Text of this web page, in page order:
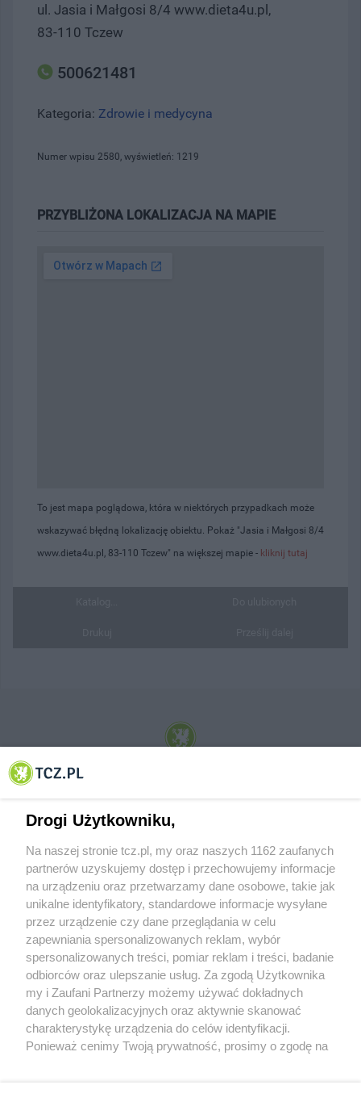
ul. Jasia i Małgosi 8/4 www.dieta4u.pl,
83-110 Tczew
500621481
Kategoria: Zdrowie i medycyna
Numer wpisu 2580, wyświetleń: 1219
PRZYBLIŻONA LOKALIZACJA NA MAPIE
To jest mapa poglądowa, która w niektórych przypadkach może
wskazywać błędną lokalizację obiektu. Pokaż "Jasia i Małgosi 8/4
www.dieta4u.pl, 83-110 Tczew" na większej mapie - kliknij tutaj
© 2001-2026 Tczew - TCZ.PL Sp. z o.o. Internetowy Serwis Informacyjny Miasta
O FIRMIE POLITYKA PRYWATNOŚCI HOSTING
REKLAMA WSPÓŁPRACA RSS FACEBOOK KONTAKT
Nasze serwisy
Aktualności
Tcz24
Muzyka i kultura
Archiwum wydarzeń
Drogi Użytkowniku,
Na naszej stronie tcz.pl, my oraz naszych 1162 zaufanych
partnerów uzyskujemy dostęp i przechowujemy informacje
na urządzeniu oraz przetwarzamy dane osobowe, takie jak
unikalne identyfikatory, standardowe informacje wysyłane
przez urządzenie czy dane przeglądania w celu
zapewniania spersonalizowanych reklam, wybór
spersonalizowanych treści, pomiar reklam i treści, badanie
odbiorców oraz ulepszanie usług. Za zgodą Użytkownika
my i Zaufani Partnerzy możemy używać dokładnych
danych geolokalizacyjnych oraz aktywnie skanować
charakterystykę urządzenia do celów identyfikacji.
Ponieważ cenimy Twoją prywatność, prosimy o zgodę na